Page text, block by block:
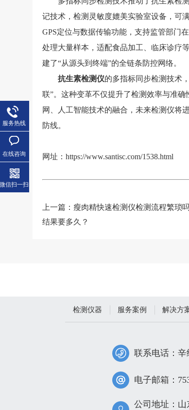
记技术，检测灵敏度媲美实验室设备，可
GPS定位与数据传输功能，支持监管部门
处理大量样本，适配食品加工、临床诊疗
建了“从源头到终端”的全链条防控网络。
抗生素检测仪的多指标同步检测技术
联”。这种变革不仅提升了检测效率与准
网、人工智能技术的融合，未来检测仪将
防线。
网址：https://www.santisc.com/1538.html
上一篇： 瘦肉精快速检测仪检测流程繁琐
结果要多久？
检测仪器 服务案例 解决方
联系电话：辛
电子邮箱：
公司地址：
服务热线
在线咨询
微信扫一扫